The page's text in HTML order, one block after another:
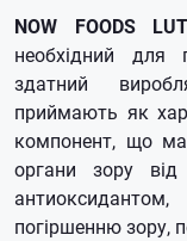
NOW FOODS
необхідний для
здатний
приймають як
компонент, що
органи зору
погіршенню зору,